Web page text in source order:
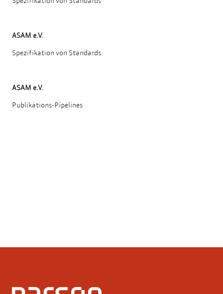
ASAM e.V.
Spezifikation von Standards
ASAM e.V.
Publikations-Pipelines